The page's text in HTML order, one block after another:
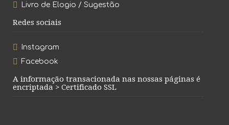
Livro de Elogio / Sugestão
Redes sociais
Instagram
Facebook
A informação transacionada nas nossas páginas é
encriptada > Certificado SSL